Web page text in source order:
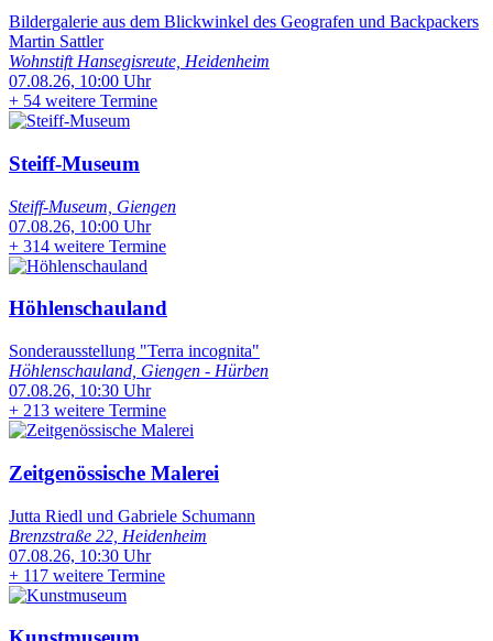
Bildergalerie aus dem Blickwinkel des Geografen und Backpackers
Martin Sattler
Wohnstift Hansegisreute, Heidenheim
07.08.26, 10:00 Uhr
+ 54 weitere Termine
Steiff-Museum
Steiff-Museum, Giengen
07.08.26, 10:00 Uhr
+ 314 weitere Termine
Höhlenschauland
Sonderausstellung "Terra incognita"
Höhlenschauland, Giengen - Hürben
07.08.26, 10:30 Uhr
+ 213 weitere Termine
Zeitgenössische Malerei
Jutta Riedl und Gabriele Schumann
Brenzstraße 22, Heidenheim
07.08.26, 10:30 Uhr
+ 117 weitere Termine